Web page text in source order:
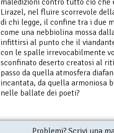
Lirazel, nel fluire scorrevole
di chi legge, il confine tra i due
come una nebbiolina mossa
infittirsi al punto che il
con le spalle irrevocabilmente
sconfinato deserto creatosi al
passo da quella atmosfera
incantata, da quella armoniosa
nelle ballate dei poeti?
Problemi? Scrivi una